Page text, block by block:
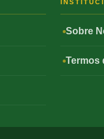
Sobre
Termos